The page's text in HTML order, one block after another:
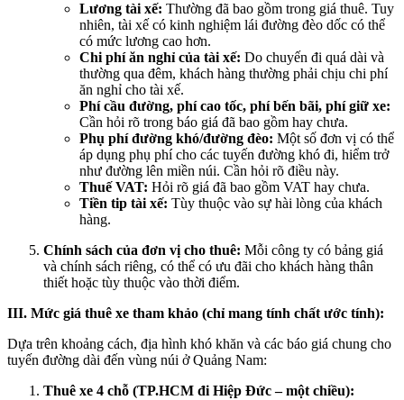
Lương tài xế: Thường đã bao gồm trong giá thuê. Tuy
nhiên, tài xế có kinh nghiệm lái đường đèo dốc có thể
có mức lương cao hơn.
Chi phí ăn nghỉ của tài xế: Do chuyến đi quá dài và
thường qua đêm, khách hàng thường phải chịu chi phí
ăn nghỉ cho tài xế.
Phí cầu đường, phí cao tốc, phí bến bãi, phí giữ xe:
Cần hỏi rõ trong báo giá đã bao gồm hay chưa.
Phụ phí đường khó/đường đèo: Một số đơn vị có thể
áp dụng phụ phí cho các tuyến đường khó đi, hiểm trở
như đường lên miền núi. Cần hỏi rõ điều này.
Thuế VAT: Hỏi rõ giá đã bao gồm VAT hay chưa.
Tiền tip tài xế: Tùy thuộc vào sự hài lòng của khách
hàng.
Chính sách của đơn vị cho thuê: Mỗi công ty có bảng giá
và chính sách riêng, có thể có ưu đãi cho khách hàng thân
thiết hoặc tùy thuộc vào thời điểm.
III. Mức giá thuê xe tham khảo (chỉ mang tính chất ước tính):
Dựa trên khoảng cách, địa hình khó khăn và các báo giá chung cho
tuyến đường dài đến vùng núi ở Quảng Nam:
Thuê xe 4 chỗ (TP.HCM đi Hiệp Đức – một chiều):